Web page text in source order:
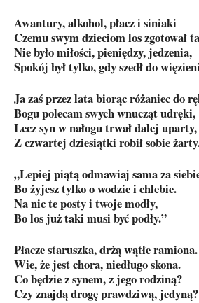
Awantury, alkohol, płacz i siniaki
Czemu swym dzieciom los zgotował
Nie było miłości, pieniędzy, jedzenia,
Spokój był tylko, gdy szedł do
Ja zaś przez lata biorąc różaniec do
Bogu polecam swych wnucząt udręki,
Lecz syn w nałogu trwał dalej uparty,
Z czwartej dziesiątki robił sobie
„Lepiej piątą odmawiaj sama za
Bo żyjesz tylko o wodzie i chlebie.
Na nic te posty i twoje modły,
Bo los już taki musi być podły.”
Płacze staruszka, drżą wątłe ramiona.
Wie, że jest chora, niedługo skona.
Co będzie z synem, z jego rodziną?
Czy znajdą drogę prawdziwą, jedyną?